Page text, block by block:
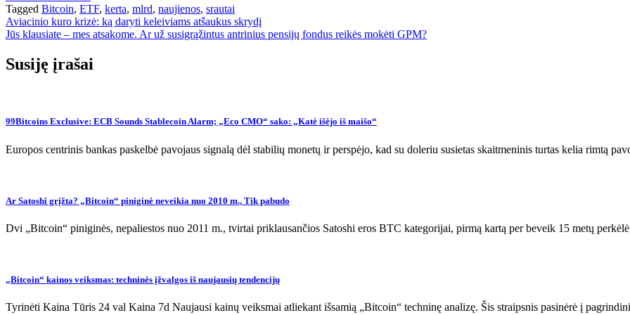
Tagged Bitcoin, ETF, kerta, mlrd, naujienos, srautai
Navigacija
tarp
įrašų
Aviacinio kuro krizė: ką daryti keleiviams atšaukus skrydį
Jūs klausiate – mes atsakome. Ar už susigrąžintus antrinius pensijų fondus reikės mokėti GPM?
Susiję įrašai
99Bitcoins Exclusive: ECB Sounds Stablecoin Alarm; „Eco CMO“ sako: „Katė išėjo iš maišo“
Europos centrinis bankas paskelbė pavojaus signalą dėl stabilių monetų ir perspėjo, kad su doleriu susietas skaitmeninis turtas kelia rimtą
Ar Satoshi grįžta? „Bitcoin“ piniginė neveikia nuo 2010 m., Tik pabudo
Dvi „Bitcoin“ piniginės, nepaliestos nuo 2011 m., tvirtai priklausančios Satoshi eros BTC kategorijai, pirmą kartą per beveik 15 metų
„Bitcoin“ kainos veiksmas: techninės įžvalgos iš naujausių tendencijų
Tyrinėti Kaina Tūris 24 val Kaina 7d Naujausi kainų veiksmai atliekant išsamią „Bitcoin“ techninę analizę. Šis straipsnis pasinėrė į